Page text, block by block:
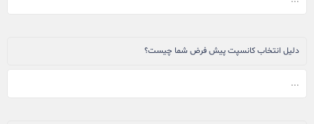
دلیل انتخاب کانسپت پیش فرض شما چیست؟